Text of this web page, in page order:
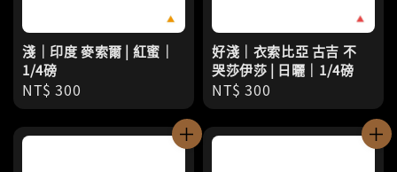
淺｜印度 麥索爾 | 紅蜜｜
1/4磅
Regular
price
NT$ 300
好淺｜衣索比亞 古吉 不
哭莎伊莎 | 日曬｜1/4磅
Regular
price
NT$ 300